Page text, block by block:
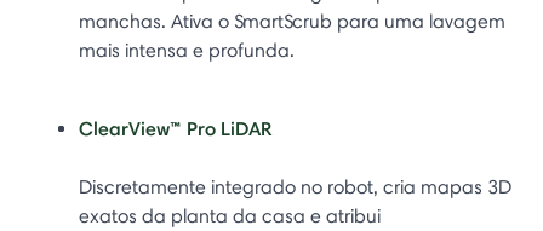
manchas. Ativa o SmartScrub para uma lavagem
mais intensa e profunda.
ClearView™ Pro LiDAR
Discretamente integrado no robot, cria mapas 3D
exatos da planta da casa e atribui